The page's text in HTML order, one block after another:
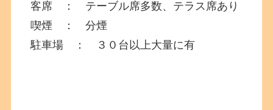
客席 ： テーブル席多数、テラス席あり
喫煙 ： 分煙
駐車場 ： ３０台以上大量に有